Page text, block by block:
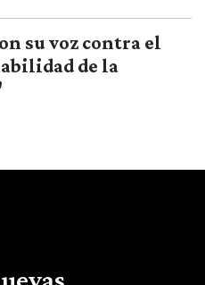
su voz contra el
de la